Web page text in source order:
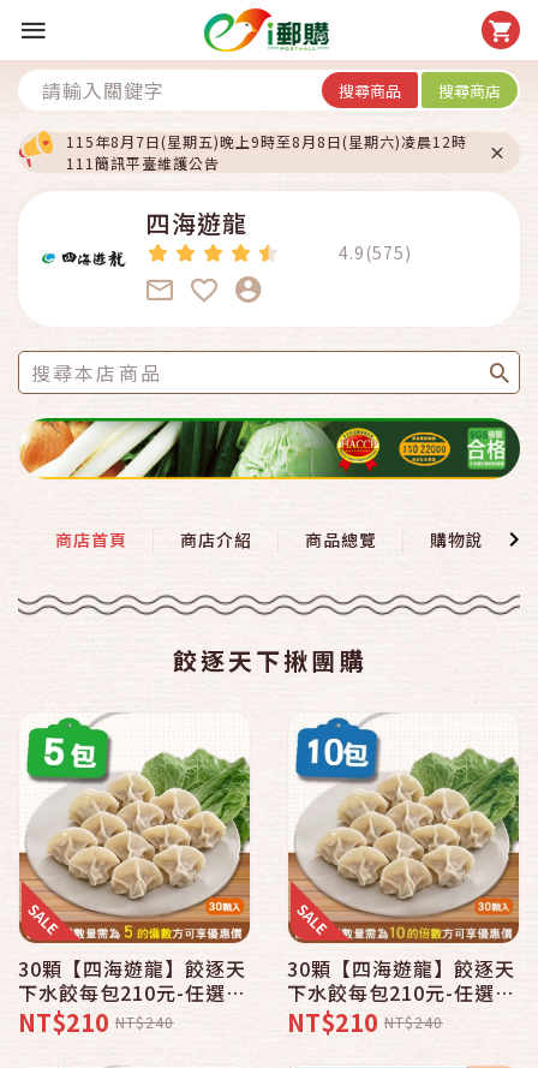
搜尋商品 搜尋商店
115年8月7日(星期五)晚上9時至8月8日(星期六)凌晨12時
111簡訊平臺維護公告
四海遊龍
4.9(575)
商店首頁 商店介紹 商品總覽 購物說明
餃逐天下揪團購
30顆【四海遊龍】餃逐天
下水餃每包210元-任選5
包結帳下殺優惠
NT$210 NT$240
30顆【四海遊龍】餃逐天
下水餃每包210元-任選10
包結帳下殺優惠
NT$210 NT$240